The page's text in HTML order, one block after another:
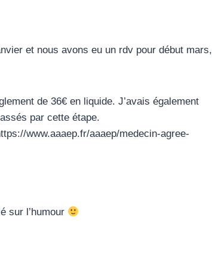
et nous avons eu un rdv pour début mars,
de 36€ en liquide. J’avais également
par cette étape.
www.aaaep.fr/aaaep/medecin-agree-
sur l’humour